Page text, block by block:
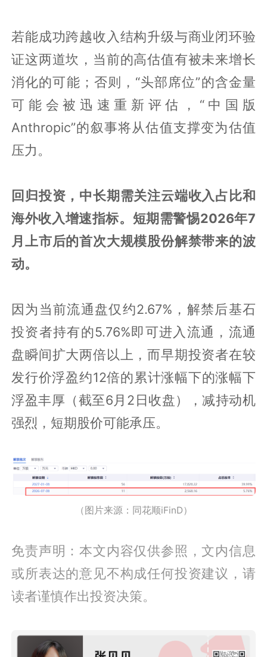
若能成功跨越收入结构升级与商业闭环验
证这两道坎，当前的高估值有被未来增长
消化的可能；否则，“头部席位”的含金量
可能会被迅速重新评估，“中国版
Anthropic”的叙事将从估值支撑变为估值
压力。
回归投资，中长期需关注云端收入占比和
海外收入增速指标。短期需警惕2026年7
月上市后的首次大规模股份解禁带来的波
动。
因为当前流通盘仅约2.67%，解禁后基石
投资者持有的5.76%即可进入流通，流通
盘瞬间扩大两倍以上，而早期投资者在较
发行价浮盈约12倍的累计涨幅下的涨幅下
浮盈丰厚（截至6月2日收盘），减持动机
强烈，短期股价可能承压。
（图片来源：同花顺iFinD）
免责声明：本文内容仅供参照，文内信息
或所表达的意见不构成任何投资建议，请
读者谨慎作出投资决策。